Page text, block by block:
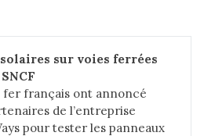
sur voies ferrées
fer français ont annoncé
de l’entreprise
pour tester les panneaux